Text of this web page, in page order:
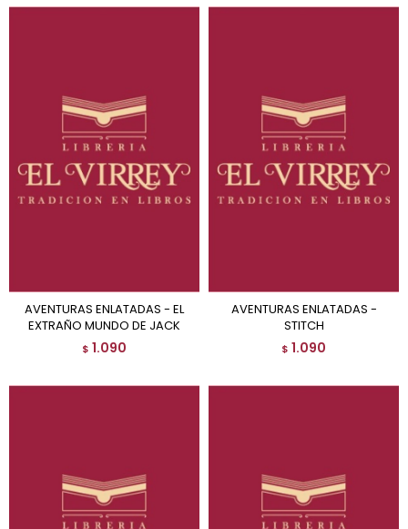
AVENTURAS ENLATADAS - EL
EXTRAÑO MUNDO DE JACK
$ 1.090
AVENTURAS ENLATADAS -
STITCH
$ 1.090